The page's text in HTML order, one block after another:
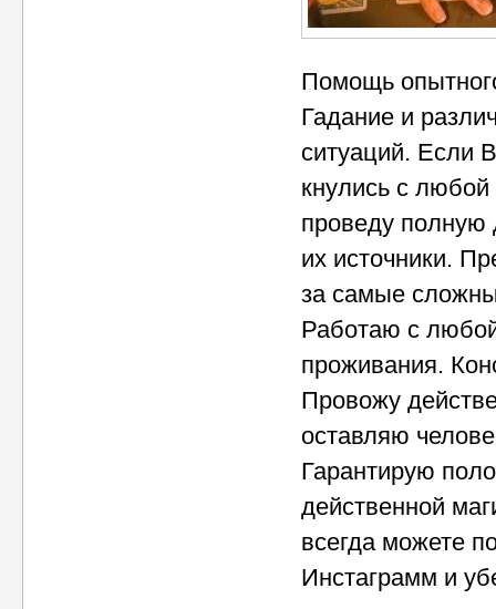
Помощь
Гадание и
ситуаций. Если
кнулись с
проведу полную
их источники.
за самые
Работаю с
проживания.
Провожу
оставляю
Гарантирую
действенной
всегда можете
Инстаграмм и